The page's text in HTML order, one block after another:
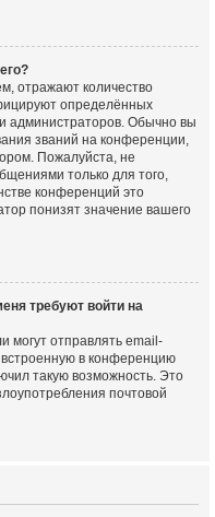
отражают количество
определённых
администраторов. Обычно вы
званий на конференции,
Пожалуйста, не
только для того,
конференций это
понизят значение вашего
требуют войти на
могут отправлять email-
в конференцию
такую возможность. Это
почтовой